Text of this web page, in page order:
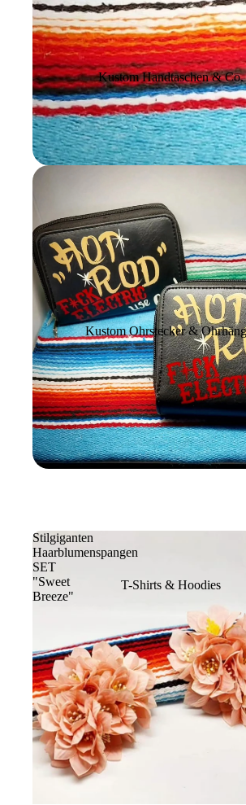
Kustom Handtaschen & Co.
Kustom Ohrstecker &
T-Shirts & Hoodies
Stilgiganten
Haarblumenspangen
SET
"Sweet
Breeze"